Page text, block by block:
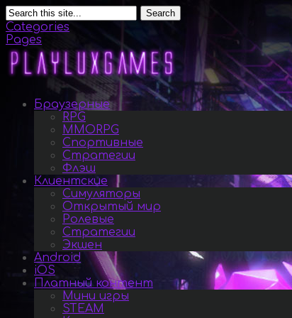
Search
Categories
Pages
Браузерные
RPG
MMORPG
Спортивные
Стратегии
Флэш
Клиентские
Симуляторы
Открытый мир
Ролевые
Стратегии
Экшен
Android
iOS
Платный контент
Мини игры
STEAM